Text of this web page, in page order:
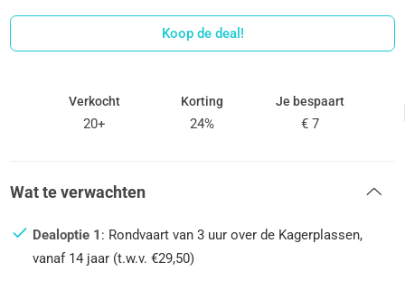
Koop de deal!
Verkocht
20+
Korting
24%
Je bespaart
€ 7
Wat te verwachten
Dealoptie 1 : Rondvaart van 3 uur over de Kagerplassen,
vanaf 14 jaar (t.w.v. €29,50)